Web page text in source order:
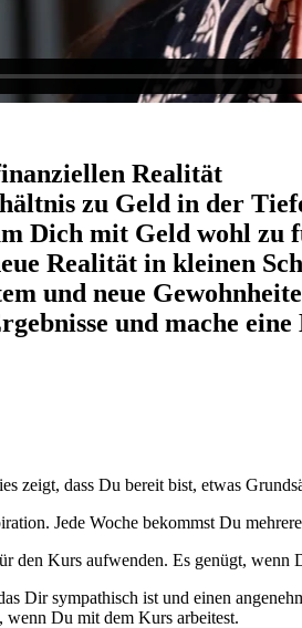
Realität
zu Geld in der
Dich mit Geld wohl zu
Realität in kleinen
und neue
und mache
zeigt, dass Du bereit bist, etwas
Jede Woche bekommst Du
den Kurs aufwenden. Es genügt,
Dir sympathisch ist und einen
wenn Du mit dem Kurs arbeitest.